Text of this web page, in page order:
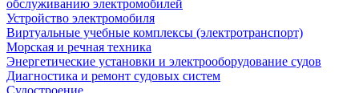
обслуживанию электромобилей
Устройство электромобиля
Виртуальные учебные комплексы (электротранспорт)
Морская и речная техника
Энергетические установки и электрооборудование судов
Диагностика и ремонт судовых систем
Судостроение